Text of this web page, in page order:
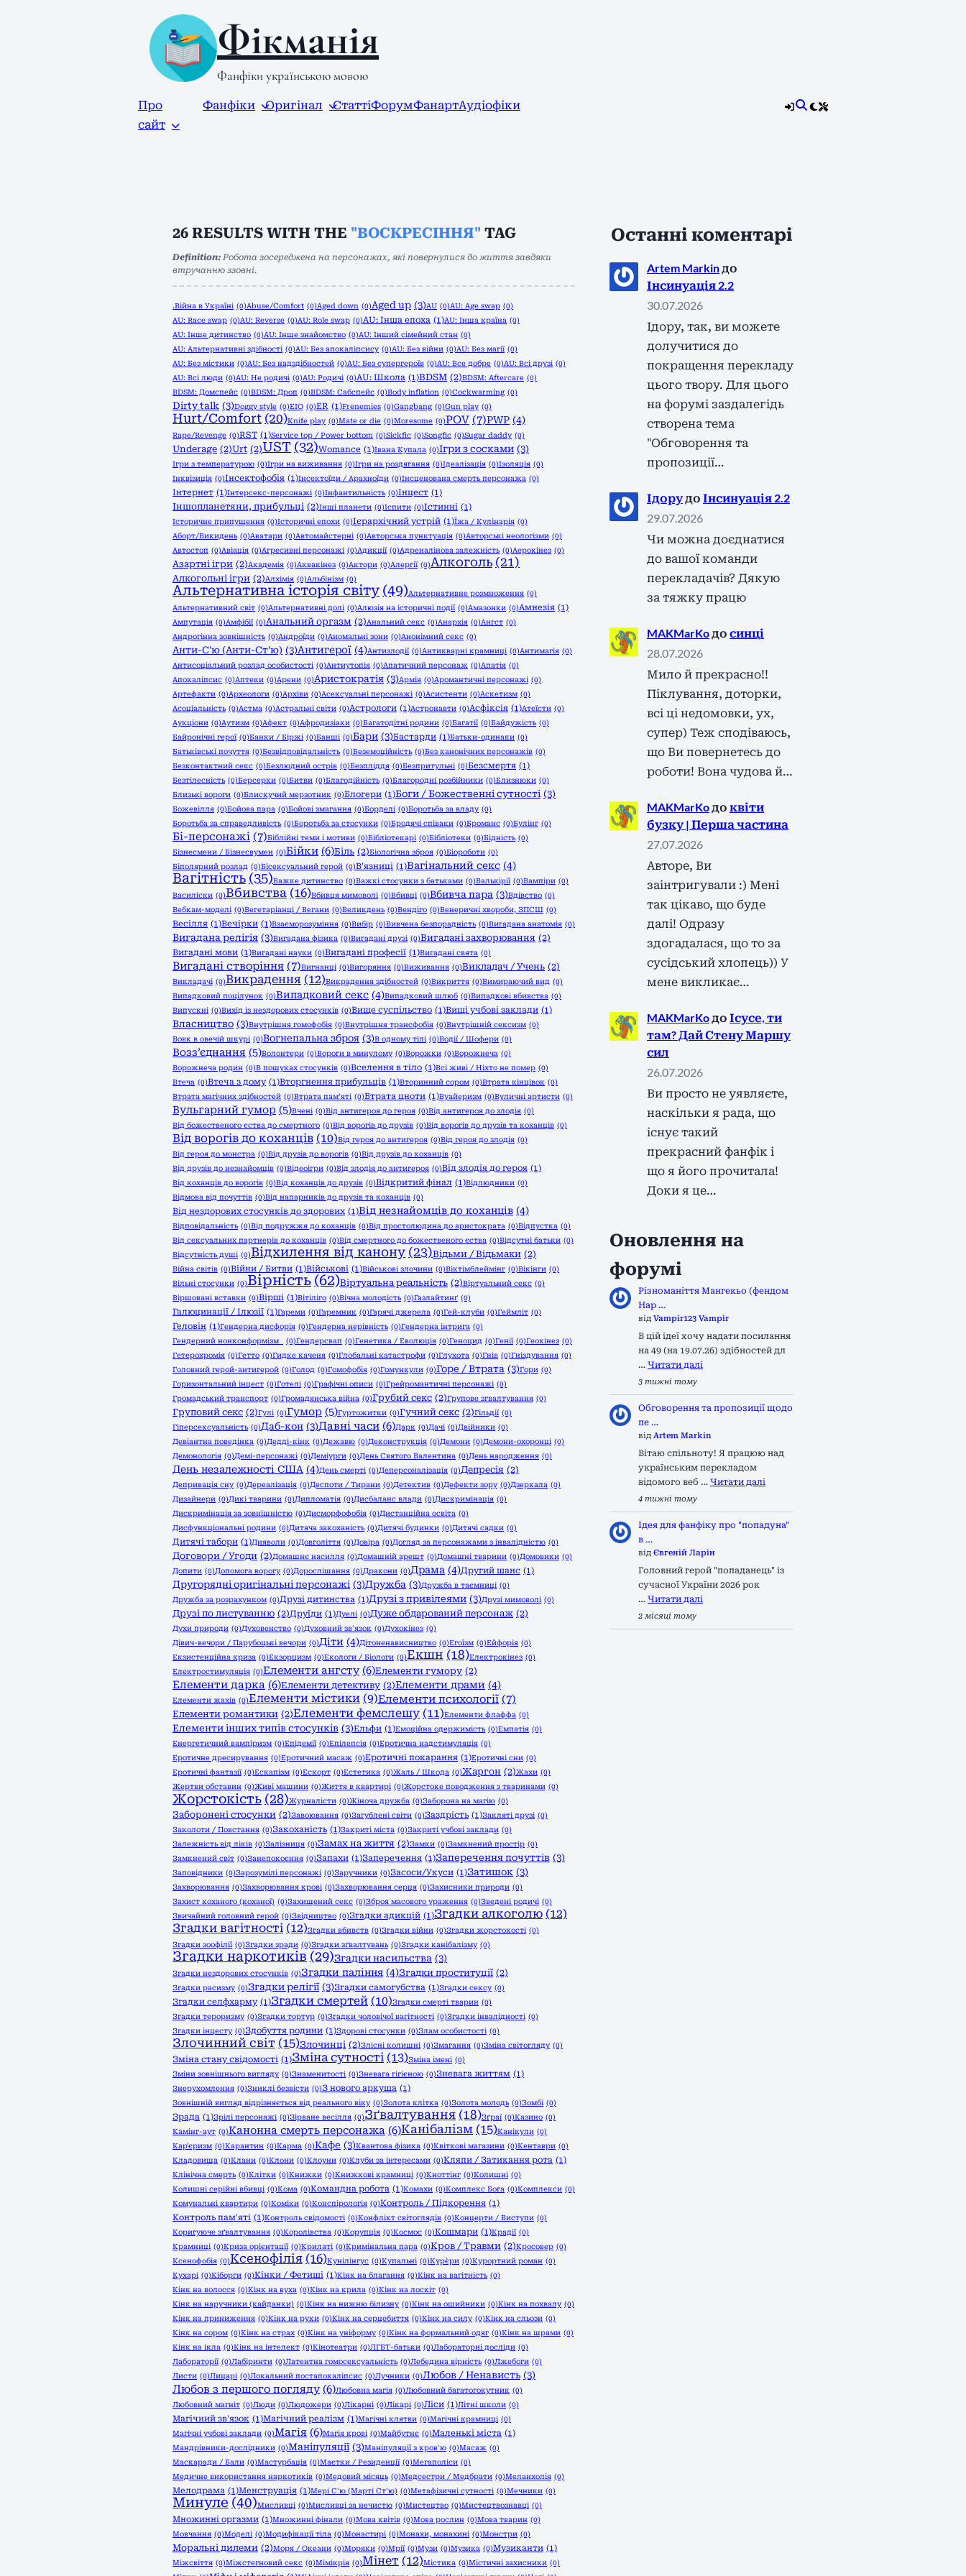
Фікманія
Фанфіки українською мовою
Про
сайт
Фанфіки Оригінал СтаттіФорумФанартАудіофіки
26 RESULTS WITH THE "ВОСКРЕСІННЯ" TAG
Definition: Робота зосереджена на персонажах, які повернулися до життя завдяки
втручанню ззовні.
.Війна в Україні (0)Abuse/Comfort (0)Aged down (0)Aged up (3)AU (0)AU: Age swap (0)
AU: Race swap (0)AU: Reverse (0)AU: Role swap (0)AU: Інша епоха (1)AU: Інша країна (0)
AU: Інше дитинство (0)AU: Інше знайомство (0)AU: Інший сімейний стан (0)
AU: Альтернативні здібності (0)AU: Без апокаліпсису (0)AU: Без війни (0)AU: Без магії (0)
AU: Без містики (0)AU: Без надздібностей (0)AU: Без супергероїв (0)AU: Все добре (0)AU: Всі друзі (0)
AU: Всі люди (0)AU: Не родичі (0)AU: Родичі (0)AU: Школа (1)BDSM (2)BDSM: Aftercare (0)
BDSM: Домспейс (0)BDSM: Дроп (0)BDSM: Сабспейс (0)Body inflation (0)Cockwarming (0)
Dirty talk (3)Doggy style (0)EIQ (0)ER (1)Frenemies (0)Gangbang (0)Gun play (0)
Hurt/Comfort (20)Knife play (0)Mate or die (0)Moresome (0)POV (7)PWP (4)
Rape/Revenge (0)RST (1)Service top / Power bottom (0)Sickfic (0)Songfic (0)Sugar daddy (0)
Underage (2)Urt (2)UST (32)Womance (1)Івана Купала (0)Ігри з сосками (3)
Ігри з температурою (0)Ігри на виживання (0)Ігри на роздягання (0)Ідеалізація (0)Ізоляція (0)
Інквізиція (0)Інсектофобія (1)Інсектоїди / Арахноїди (0)Інсценована смерть персонажа (0)
Інтернет (1)Інтерсекс-персонажі (0)Інфантильність (0)Інцест (1)
Іншопланетяни, прибульці (2)Інші планети (0)Іспити (0)Істинні (1)
Історичне припущення (0)Історичні епохи (0)Ієрархічний устрій (1)Їжа / Кулінарія (0)
Аборт/Викидень (0)Аватари (0)Автомайстерні (0)Авторська пунктуація (0)Авторські неологізми (0)
Автостоп (0)Авіація (0)Агресивні персонажі (0)Адикції (0)Адреналінова залежність (0)Аерокінез (0)
Азартні ігри (2)Академія (0)Аквакінез (0)Актори (0)Алергії (0)Алкоголь (21)
Алкогольні ігри (2)Алхімія (0)Альбінізм (0)
Альтернативна історія світу (49)Альтернативне розмноження (0)
Альтернативний світ (0)Альтернативні долі (0)Алюзія на історичні події (0)Амазонки (0)Амнезія (1)
Ампутація (0)Амфібії (0)Анальний оргазм (2)Анальний секс (0)Анархія (0)Ангст (0)
Андрогінна зовнішність (0)Андроїди (0)Аномальні зони (0)Анонімний секс (0)
Анти-С'ю (Анти-Ст'ю) (3)Антигерої (4)Антизлодії (0)Антикварні крамниці (0)Антимагія (0)
Антисоціальний розлад особистості (0)Антиутопія (0)Апатичний персонаж (0)Апатія (0)
Апокаліпсис (0)Аптеки (0)Арени (0)Аристократія (3)Армія (0)Аромантичні персонажі (0)
Артефакти (0)Археологи (0)Архіви (0)Асексуальні персонажі (0)Асистенти (0)Аскетизм (0)
Асоціальність (0)Астма (0)Астральні світи (0)Астрологи (1)Астронавти (0)Асфіксія (1)Атеїсти (0)
Аукціони (0)Аутизм (0)Афект (0)Афродизіаки (0)Багатодітні родини (0)Багатії (0)Байдужість (0)
Байронічні герої (0)Банки / Біржі (0)Банші (0)Бари (3)Бастарди (1)Батьки-одинаки (0)
Батьківські почуття (0)Безвідповідальність (0)Беземоційність (0)Без канонічних персонажів (0)
Безконтактний секс (0)Безлюдний острів (0)Безпліддя (0)Безпритульні (0)Безсмертя (1)
Безтілесність (0)Берсерки (0)Битви (0)Благодійність (0)Благородні розбійники (0)Близнюки (0)
Близькі вороги (0)Блискучий мерзотник (0)Блогери (1)Боги / Божественні сутності (3)
Божевілля (0)Бойова пара (0)Бойові змагання (0)Борделі (0)Боротьба за владу (0)
Боротьба за справедливість (0)Боротьба за стосунки (0)Бродячі співаки (0)Броманс (0)Булінг (0)
Бі-персонажі (7)Біблійні теми і мотиви (0)Бібліотекарі (0)Бібліотеки (0)Бідність (0)
Бізнесмени / Бізнесвумен (0)Бійки (6)Біль (2)Біологічна зброя (0)Біороботи (0)
Біполярний розлад (0)Бісексуальний герой (0)В'язниці (1)Вагінальний секс (4)
Вагітність (35)Важке дитинство (0)Важкі стосунки з батьками (0)Валькірії (0)Вампіри (0)
Василіски (0)Вбивства (16)Вбивця мимоволі (0)Вбивці (0)Вбивча пара (3)Вдівство (0)
Вебкам-моделі (0)Вегетаріанці / Вегани (0)Великдень (0)Вендіго (0)Венеричні хвороби, ЗПСШ (0)
Весілля (1)Вечірки (1)Взаєморозуміння (0)Вибір (0)Вивчена безпорадність (0)Вигадана анатомія (0)
Вигадана релігія (3)Вигадана фізика (0)Вигадані друзі (0)Вигадані захворювання (2)
Вигадані мови (1)Вигадані науки (0)Вигадані професії (1)Вигадані свята (0)
Вигадані створіння (7)Вигнанці (0)Вигоряння (0)Виживання (0)Викладач / Учень (2)
Викладачі (0)Викрадення (12)Викрадення здібностей (0)Викриття (0)Вимираючий вид (0)
Випадковий поцілунок (0)Випадковий секс (4)Випадковий шлюб (0)Випадкові вбивства (0)
Випускні (0)Вихід із нездорових стосунків (0)Вище суспільство (1)Вищі учбові заклади (1)
Власництво (3)Внутрішня гомофобія (0)Внутрішня трансфобія (0)Внутрішній сексизм (0)
Вовк в овечій шкурі (0)Вогнепальна зброя (3)В одному тілі (0)Водії / Шофери (0)
Возз’єднання (5)Волонтери (0)Вороги в минулому (0)Ворожки (0)Ворожнеча (0)
Ворожнеча родин (0)В пошуках стосунків (0)Вселення в тіло (1)Всі живі / Ніхто не помер (0)
Втеча (0)Втеча з дому (1)Вторгнення прибульців (1)Вторинний сором (0)Втрата кінцівок (0)
Втрата магічних здібностей (0)Втрата пам’яті (0)Втрата цноти (1)Вуайеризм (0)Вуличні артисти (0)
Вульгарний гумор (5)Вчені (0)Від антигероя до героя (0)Від антигероя до злодія (0)
Від божественого єства до смертного (0)Від ворогів до друзів (0)Від ворогів до друзів та коханців (0)
Від ворогів до коханців (10)Від героя до антигероя (0)Від героя до злодія (0)
Від героя до монстра (0)Від друзів до ворогів (0)Від друзів до коханців (0)
Від друзів до незнайомців (0)Відеоігри (0)Від злодія до антигероя (0)Від злодія до героя (1)
Від коханців до ворогів (0)Від коханців до друзів (0)Відкритий фінал (1)Відлюдники (0)
Відмова від почуттів (0)Від напарників до друзів та коханців (0)
Від нездорових стосунків до здорових (1)Від незнайомців до коханців (4)
Відповідальність (0)Від подружжя до коханців (0)Від простолюдина до аристократа (0)Відпустка (0)
Від сексуальних партнерів до коханців (0)Від смертного до божественого єства (0)Відсутні батьки (0)
Відсутність душі (0)Відхилення від канону (23)Відьми / Відьмаки (2)
Війна світів (0)Війни / Битви (1)Військові (1)Військові злочини (0)Віктімблеймінг (0)Вікінги (0)
Вільні стосунки (0)Вірність (62)Віртуальна реальність (2)Віртуальний секс (0)
Віршовані вставки (0)Вірші (1)Вітіліго (0)Вічна молодість (0)Газлайтинґ (0)
Галюцинації / Ілюзії (1)Гареми (0)Гаремник (0)Гарячі джерела (0)Гей-клуби (0)Геймліт (0)
Геловін (1)Гендерна дисфорія (0)Гендерна нерівність (0)Гендерна інтрига (0)
Гендерний нонконформізм
(0)Гендерсвап (0)Генетика / Еволюція (0)Геноцид (0)Генії (0)Геокінез (0)
Гетерохромія (0)Гетто (0)Гидке каченя (0)Глобальні катастрофи (0)Глухота (0)Гнів (0)Гніздування (0)
Головний герой-антигерой (0)Голод (0)Гомофобія (0)Гомункули (0)Горе / Втрата (3)Гори (0)
Горизонтальний інцест (0)Готелі (0)Графічні описи (0)Грейромантичні персонажі (0)
Громадський транспорт (0)Громадянська війна (0)Грубий секс (2)Групове згвалтування (0)
Груповий секс (2)Гулі (0)Гумор (5)Гуртожитки (0)Гучний секс (2)Гільдії (0)
Гіперсексуальність (0)Даб-кон (3)Давні часи (6)Дарк (0)Дачі (0)Двійники (0)
Девіантна поведінка (0)Дедді-кінк (0)Дежавю (0)Деконструкція (0)Демони (0)Демони-охоронці (0)
Демонологія (0)Демі-персонажі (0)Деміурги (0)День Святого Валентина (0)День народження (0)
День незалежності США (4)День смерті (0)Деперсоналізація (0)Депресія (2)
Депривація сну (0)Дереалізація (0)Деспоти / Тирани (0)Детектив (0)Дефекти зору (0)Дзеркала (0)
Дизайнери (0)Дикі тварини (0)Дипломатія (0)Дисбаланс влади (0)Дискримінація (0)
Дискримінація за зовнішністю (0)Дисморфофобія (0)Дистанційна освіта (0)
Дисфункціональні родини (0)Дитяча закоханість (0)Дитячі будинки (0)Дитячі садки (0)
Дитячі табори (1)Дияволи (0)Довголіття (0)Довіра (0)Догляд за персонажами з інвалідністю (0)
Договори / Угоди (2)Домашнє насилля (0)Домашній арешт (0)Домашні тварини (0)Домовики (0)
Допити (0)Допомога ворогу (0)Дорослішання (0)Дракони (0)Драма (4)Другий шанс (1)
Другорядні оригінальні персонажі (3)Дружба (3)Дружба в таємниці (0)
Дружба за розрахунком (0)Друзі дитинства (1)Друзі з привілеями (3)Друзі мимоволі (0)
Друзі по листуванню (2)Друїди (1)Дуелі (0)Дуже обдарований персонаж (2)
Духи природи (0)Духовенство (0)Духовний зв'язок (0)Духокінез (0)
Дівич-вечори / Парубоцькі вечори (0)Діти (4)Дітоненависництво (0)Егоїзм (0)Ейфорія (0)
Екзистенційна криза (0)Екзорцизм (0)Екологи / Біологи (0)Екшн (18)Електрокінез (0)
Електростимуляція (0)Елементи ангсту (6)Елементи гумору (2)
Елементи дарка (6)Елементи детективу (2)Елементи драми (4)
Елементи жахів (0)Елементи містики (9)Елементи психології (7)
Елементи романтики (2)Елементи фемслешу (11)Елементи флаффа (0)
Елементи інших типів стосунків (3)Ельфи (1)Емоційна одержимість (0)Емпатія (0)
Енергетичний вампіризм (0)Епідемії (0)Епілепсія (0)Еротична надстимуляція (0)
Еротичне дресирування (0)Еротичний масаж (0)Еротичні покарання (1)Еротичні сни (0)
Еротичні фантазії (0)Ескапізм (0)Ескорт (0)Естетика (0)Жаль / Шкода (0)Жаргон (2)Жахи (0)
Жертви обставин (0)Живі машини (0)Життя в квартирі (0)Жорстоке поводження з тваринами (0)
Жорстокість (28)Журналісти (0)Жіноча дружба (0)Заборона на магію (0)
Заборонені стосунки (2)Завоювання (0)Загублені світи (0)Заздрість (1)Закляті друзі (0)
Заколоти / Повстання (0)Закоханість (1)Закриті міста (0)Закриті учбові заклади (0)
Залежність від ліків (0)Залізниця (0)Замах на життя (2)Замки (0)Замкнений простір (0)
Замкнений світ (0)Занепокоєння (0)Запахи (1)Заперечення (1)Заперечення почуттів (3)
Заповідники (0)Зарозумілі персонажі (0)Заручники (0)Засоси/Укуси (1)Затишок (3)
Захворювання (0)Захворювання крові (0)Захворювання серця (0)Захисники природи (0)
Захист коханого (коханої) (0)Захищений секс (0)Зброя масового ураження (0)Зведені родичі (0)
Звичайний головний герой (0)Звідництво (0)Згадки адикцій (1)Згадки алкоголю (12)
Згадки вагітності (12)Згадки вбивств (0)Згадки війни (0)Згадки жорстокості (0)
Згадки зоофілії (0)Згадки зради (0)Згадки зґвалтувань (0)Згадки канібалізму (0)
Згадки наркотиків (29)Згадки насильства (3)
Згадки нездорових стосунків (0)Згадки паління (4)Згадки проституції (2)
Згадки расизму (0)Згадки релігії (3)Згадки самогубства (1)Згадки сексу (0)
Згадки селфхарму (1)Згадки смертей (10)Згадки смерті тварин (0)
Згадки тероризму (0)Згадки тортур (0)Згадки чоловічої вагітності (0)Згадки інвалідності (0)
Згадки інцесту (0)Здобуття родини (1)Здорові стосунки (0)Злам особистості (0)
Злочинний світ (15)Злочинці (2)Злісні колишні (0)Змагання (0)Зміна світогляду (0)
Зміна стану свідомості (1)Зміна сутності (13)Зміна імені (0)
Зміни зовнішнього вигляду (0)Знаменитості (0)Зневага гігієною (0)Зневага життям (1)
Знерухомлення (0)Зниклі безвісти (0)З нового аркуша (1)
Зовнішній вигляд відрізняється від реального віку (0)Золота клітка (0)Золота молодь (0)Зомбі (0)
Зрада (1)Зрілі персонажі (0)Зірване весілля (0)Зґвалтування (18)Зґраї (0)Казино (0)
Камінг-аут (0)Канонна смерть персонажа (6)Канібалізм (15)Канікули (0)
Кар'єризм (0)Карантин (0)Карма (0)Кафе (3)Квантова фізика (0)Квіткові магазини (0)Кентаври (0)
Кладовища (0)Клани (0)Клони (0)Клоуни (0)Клуби за інтересами (0)Кляпи / Затикання рота (1)
Клінічна смерть (0)Клітки (0)Книжки (0)Книжкові крамниці (0)Кноттінг (0)Колишні (0)
Колишні серійні вбивці (0)Кома (0)Командна робота (1)Комахи (0)Комплекс Бога (0)Комплекси (0)
Комунальні квартири (0)Коміки (0)Конспірологія (0)Контроль / Підкорення (1)
Контроль пам'яті (1)Контроль свідомості (0)Конфлікт світоглядів (0)Концерти / Виступи (0)
Коригуюче зґвалтування (0)Королівства (0)Корупція (0)Космос (0)Кошмари (1)Крадії (0)
Крамниці (0)Криза орієнтації (0)Крилаті (0)Кримінальна пара (0)Кров / Травми (2)Кросовер (0)
Ксенофобія (0)Ксенофілія (16)Кунілінгус (0)Купальні (0)Кур`єри (0)Курортний роман (0)
Кухарі (0)Кіборги (0)Кінки / Фетиші (1)Кінк на благання (0)Кінк на вагітність (0)
Кінк на волосся (0)Кінк на вуха (0)Кінк на крила (0)Кінк на лоскіт (0)
Кінк на наручники (кайданки) (0)Кінк на нижню білизну (0)Кінк на ошийники (0)Кінк на похвалу (0)
Кінк на приниження (0)Кінк на руки (0)Кінк на серцебиття (0)Кінк на силу (0)Кінк на сльози (0)
Кінк на сором (0)Кінк на страх (0)Кінк на уніформу (0)Кінк на формальний одяг (0)Кінк на шрами (0)
Кінк на ікла (0)Кінк на інтелект (0)Кінотеатри (0)ЛГБТ-батьки (0)Лабораторні досліди (0)
Лабораторії (0)Лабіринти (0)Латентна гомосексуальність (0)Лебедина вірність (0)Лжебоги (0)
Листи (0)Лицарі (0)Локальний постапокаліпсис (0)Лучники (0)Любов / Ненависть (3)
Любов з першого погляду (6)Любовна магія (0)Любовний багатогокутник (0)
Любовний магніт (0)Люди (0)Людожери (0)Лікарні (0)Лікарі (0)Ліси (1)Літні школи (0)
Магічний зв'язок (1)Магічний реалізм (1)Магічні клятви (0)Магічні крамниці (0)
Магічні учбові заклади (0)Магія (6)Магія крові (0)Майбутнє (0)Маленькі міста (1)
Мандрівники-дослідники (0)Маніпуляції (3)Маніпуляції з кров'ю (0)Масаж (0)
Маскаради / Бали (0)Мастурбація (0)Маєтки / Резиденції (0)Мегаполіси (0)
Медичне використання наркотиків (0)Медовий місяць (0)Медсестри / Медбрати (0)Меланхолія (0)
Мелодрама (1)Менструація (1)Мері С'ю (Марті Ст'ю) (0)Метафізичні сутності (0)Мечники (0)
Минуле (40)Мисливці (0)Мисливці за нечистю (0)Мистецтво (0)Мистецтвознавці (0)
Множинні оргазми (1)Множинні фінали (0)Мова квітів (0)Мова рослин (0)Мова тварин (0)
Мовчання (0)Моделі (0)Модифікації тіла (0)Монастирі (0)Монахи, монахині (0)Монстри (0)
Моральні дилеми (2)Моря / Океани (0)Моряки (0)Мрії (0)Музи (0)Музика (0)Музиканти (1)
Міжсвіття (0)Міжстегновий секс (0)Мімікрія (0)Мінет (12)Містика (0)Містичні захисники (0)
Останні коментарі
Artem Markinдо
Інсинуація 2.2
30.07.2026
Ідору, так, ви можете
долучитися до
покращення перекладу
цього твору. Для цього
на форумі заздалегідь
створена тема
"Обговорення та
пропозиції…
Ідорудо Інсинуація 2.2
29.07.2026
Чи можна доєднатися
до вашої команди
перекладачів? Дякую
за тяжку працю
MAKMarKoдо синці
28.07.2026
Мило й прекрасно!!
Піклування, доторки,
всі ці недомовки, ух,
супер) Теж сподіваюсь,
що Ви повернетесь до
роботи! Вона чудова й…
MAKMarKoдо квіти
бузку | Перша частина
27.07.2026
Авторе, Ви
заінтригували :) Мені
так цікаво, що буде
далі! Одразу
здогадалася, що то за
сусідський хлопець)) У
мене викликає…
MAKMarKoдо Ісусе, ти
там? Дай Стену Маршу
сил
26.07.2026
Ви просто не уявляєте,
наскільки я рада, що
існує такий
прекрасний фанфік і
що я його прочитала!
Доки я це…
Оновлення на
форумі
Різноманіття Мангекьо (фендом
Нар …
від Vampir123 Vampir
В цій ідеї хочу надати посилання
на 49 (на 19.07.26) здібностей дл
… Читати далі
3 тижні тому
Обговорення та пропозиції щодо
пе …
від Artem Markin
Вітаю спільноту! Я працюю над
українським перекладом
відомого веб … Читати далі
4 тижні тому
Ідея для фанфіку про "попадуна"
в …
від Євгеній Ларін
Головний герой "попаданець" із
сучасної України 2026 рок
… Читати далі
2 місяці тому